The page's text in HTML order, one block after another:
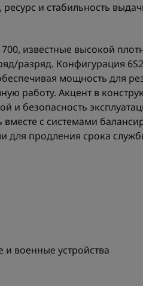
и стабильность
известные высокой
разряд. Конфигурация
мощность для
работу. Акцент в
и безопасность
вместе с системами
для продления срока
военные устройства